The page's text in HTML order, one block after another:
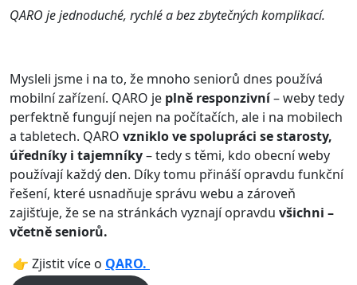
QARO je jednoduché, rychlé a bez zbytečných komplikací.
Mysleli jsme i na to, že mnoho seniorů dnes používá
mobilní zařízení. QARO je plně responzivní– weby tedy
perfektně fungují nejen na počítačích, ale i na mobilech
a tabletech. QARO vzniklo ve spolupráci se starosty,
úředníky i tajemníky– tedy s těmi, kdo obecní weby
používají každý den. Díky tomu přináší opravdu funkční
řešení, které usnadňuje správu webu a zároveň
zajišťuje, že se na stránkách vyznají opravdu všichni –
včetně seniorů.
👉 Zjistit více o QARO.